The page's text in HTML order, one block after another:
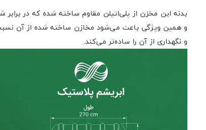
بدنه این مخزن از پلی‌اتیلن مقاوم ساخته شده که در
و همین ویژگی باعث می‌شود مخازن ساخته شده از آن نسبت
و نگهداری از آن را ساده‌تر می‌کند.